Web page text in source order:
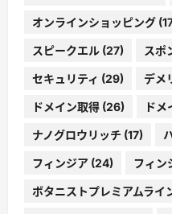
オンラインショッピング
スピークエル (27) スポ
セキュリティ (29) デメ
ドメイン取得 (26) ドメ
ナノグロウリッチ (17)
フィンジア (24) フィン
ボタニストプレミアムライ